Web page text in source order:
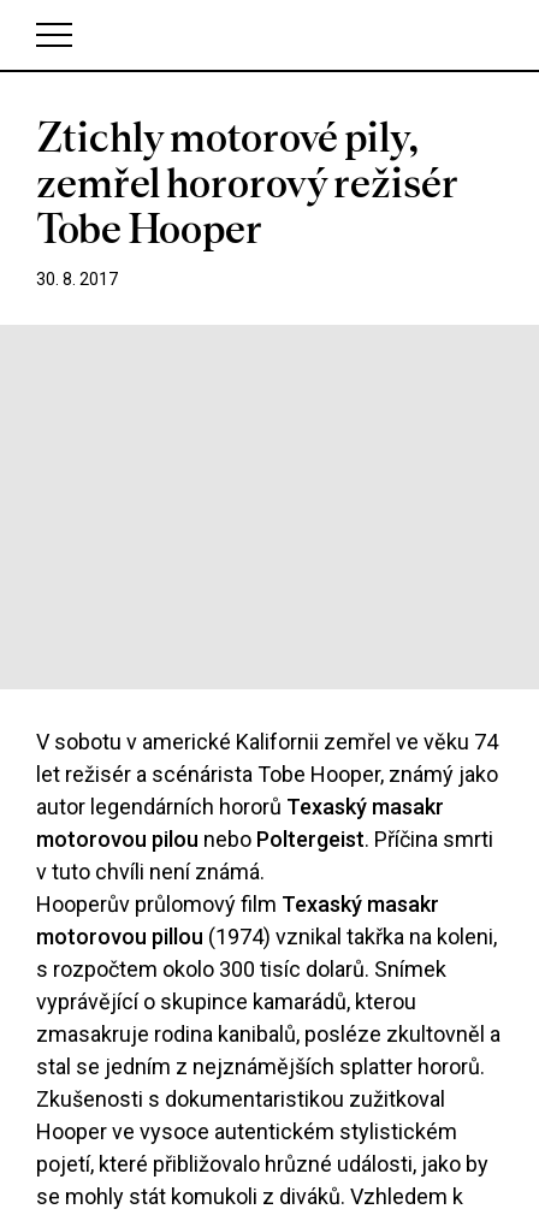
V košíku zatím nemáte žádné položky.
Ztichly motorové pily,
zemřel hororový režisér
Tobe Hooper
30. 8. 2017
V sobotu v americké Kalifornii zemřel ve věku 74
let režisér a scénárista Tobe Hooper, známý jako
autor legendárních hororů Texaský masakr
motorovou pilou nebo Poltergeist. Příčina smrti
v tuto chvíli není známá.
Hooperův průlomový film Texaský masakr
motorovou pillou (1974) vznikal takřka na koleni,
s rozpočtem okolo 300 tisíc dolarů. Snímek
vyprávějící o skupince kamarádů, kterou
zmasakruje rodina kanibalů, posléze zkultovněl a
stal se jedním z nejznámějších splatter hororů.
Zkušenosti s dokumentaristikou zužitkoval
Hooper ve vysoce autentickém stylistickém
pojetí, které přibližovalo hrůzné události, jako by
se mohly stát komukoli z diváků. Vzhledem k